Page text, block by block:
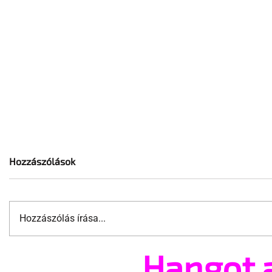
Mutatjuk az év legmenőbb
Ilyen
Hozzászólások
Hozzászólás írása...